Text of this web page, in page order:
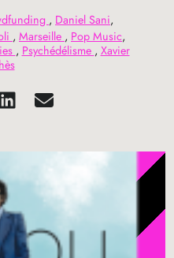
, Daniel Sani,
, Marseille , Pop Music,
, Psychédélisme , Xavier